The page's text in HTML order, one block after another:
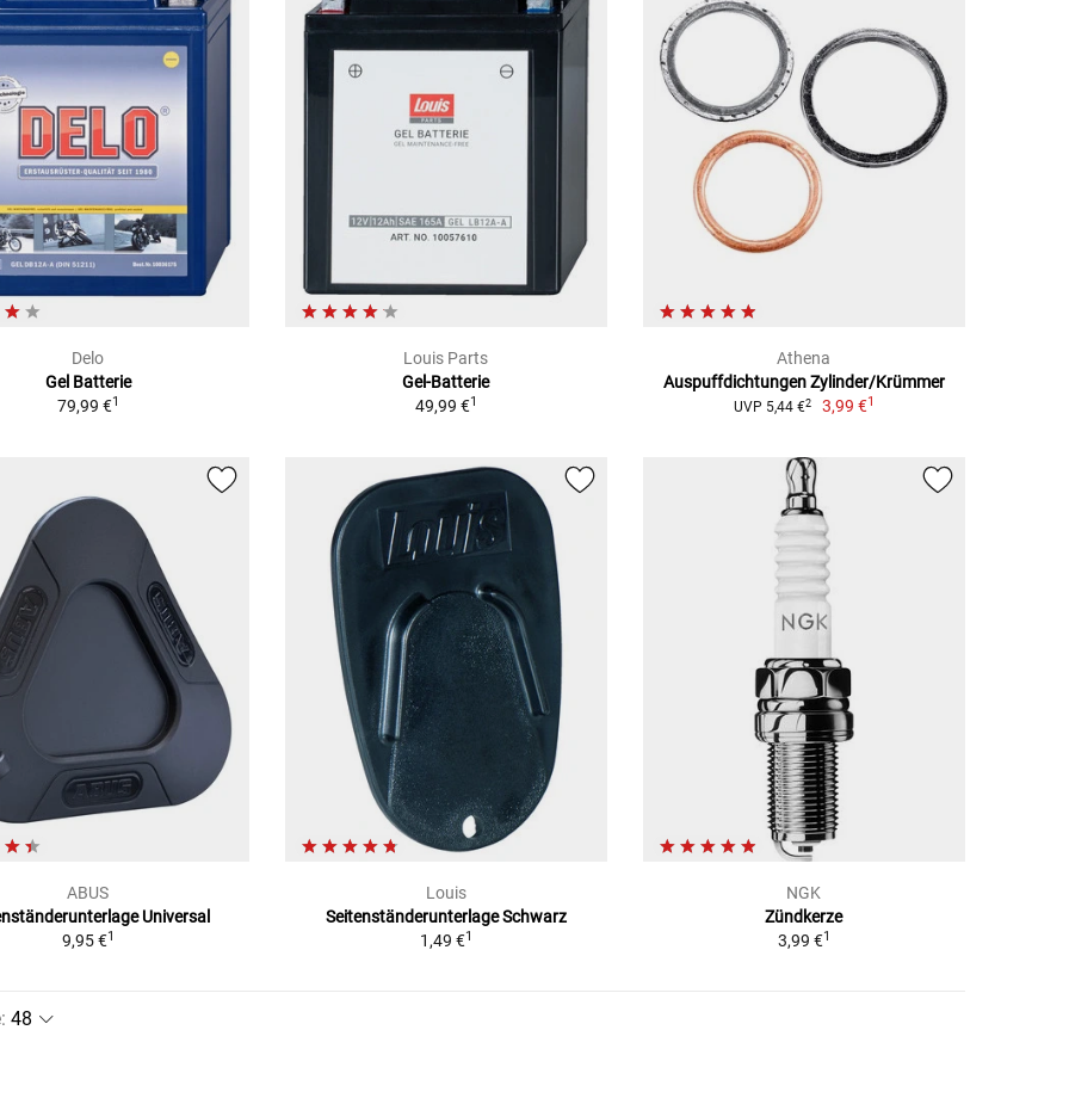
Delo
Gel Batterie
79,99 €1
Louis Parts
Gel-Batterie
49,99 €1
Athena
Auspuffdichtungen Zylinder/Krümmer
UVP 5,44 €2 3,99 €1
ABUS
Universal
9,95 €1
Louis
Seitenständerunterlage Schwarz
1,49 €1
NGK
Zündkerze
3,99 €1
: